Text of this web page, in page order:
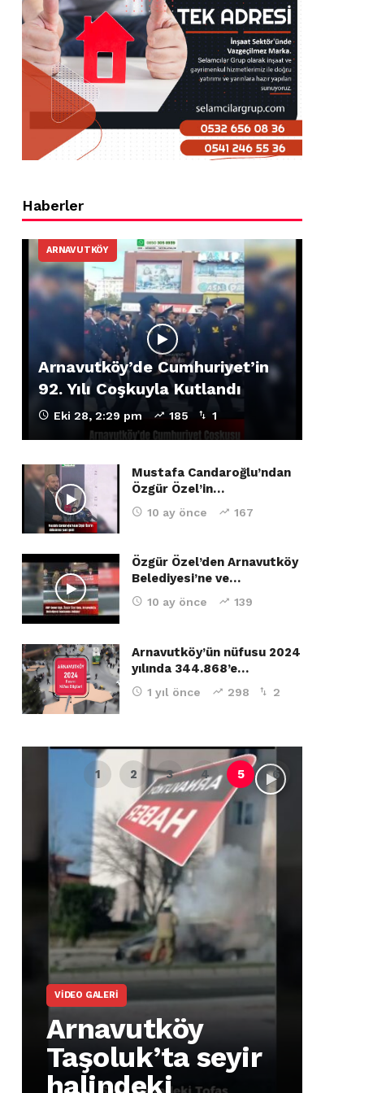
Haberler
ARNAVUTKÖY
Arnavutköy’de Cumhuriyet’in
92. Yılı Coşkuyla Kutlandı
Eki 28, 2:29 pm 185 1
Mustafa Candaroğlu’ndan
Özgür Özel’in…
10 ay önce 167
Özgür Özel’den Arnavutköy
Belediyesi’ne ve…
10 ay önce 139
Arnavutköy’ün nüfusu 2024
yılında 344.868’e…
1 yıl önce 298 2
VIDEO GALERI
Arnavutköy
Taşoluk’ta seyir
halindeki